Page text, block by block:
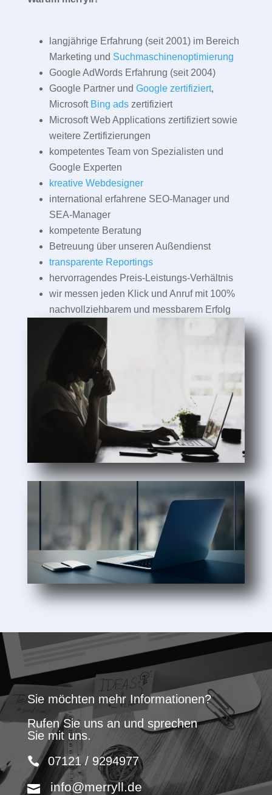
langjährige Erfahrung (seit 2001) im Bereich
Marketing und Suchmaschinenoptimierung
Google AdWords Erfahrung (seit 2004)
Google Partner und Google zertifiziert,
Microsoft Bing adszertifiziert
Microsoft Web Applications zertifiziert sowie
weitere Zertifizierungen
kompetentes Team von Spezialisten und
Google Experten
kreative Webdesigner
international erfahrene SEO-Manager und
SEA-Manager
kompetente Beratung
Betreuung über unseren Außendienst
transparente Reportings
hervorragendes Preis-Leistungs-Verhältnis
wir messen jeden Klick und Anruf mit 100%
nachvollziehbarem und messbarem Erfolg
Sie möchten mehr Informationen?
Rufen Sie uns an und sprechen
Sie mit uns.
07121 / 9294977
info@merryll.de